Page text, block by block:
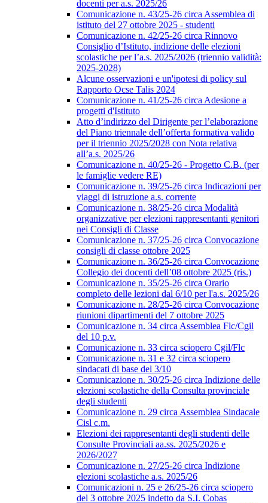
docenti per a.s. 2025/26
Comunicazione n. 43/25-26 circa Assemblea di
istituto del 27 ottobre 2025 - studenti
Comunicazione n. 42/25-26 circa Rinnovo
Consiglio d’Istituto, indizione delle elezioni
scolastiche per l’a.s. 2025/2026 (triennio validità:
2025-2028)
Alcune osservazioni e un'ipotesi di policy sul
Rapporto Ocse Talis 2024
Comunicazione n. 41/25-26 circa Adesione a
progetti d'Istituto
Atto d’indirizzo del Dirigente per l’elaborazione
del Piano triennale dell’offerta formativa valido
per il triennio 2025/2028 con Nota relativa
all’a.s. 2025/26
Comunicazione n. 40/25-26 - Progetto C.B. (per
le famiglie vedere RE)
Comunicazione n. 39/25-26 circa Indicazioni per
viaggi di istruzione a.s. corrente
Comunicazione n. 38/25-26 circa Modalità
organizzative per elezioni rappresentanti genitori
nei Consigli di Classe
Comunicazione n. 37/25-26 circa Convocazione
consigli di classe ottobre 2025
Comunicazione n. 36/25-26 circa Convocazione
Collegio dei docenti dell’08 ottobre 2025 (ris.)
Comunicazione n. 35/25-26 circa Orario
completo delle lezioni dal 6/10 per l'a.s. 2025/26
Comunicazione n. 28/25-26 circa Convocazione
riunioni dipartimenti del 7 ottobre 2025
Comunicazione n. 34 circa Assemblea Flc/Cgil
del 10 p.v.
Comunicazione n. 33 circa sciopero Cgil/Flc
Comunicazione n. 31 e 32 circa sciopero
sindacati di base del 3/10
Comunicazione n. 30/25-26 circa Indizione delle
elezioni scolastiche della Consulta provinciale
degli studenti
Comunicazione n. 29 circa Assemblea Sindacale
Cisl c.m.
Elezioni dei rappresentanti degli studenti delle
Consulte Provinciali aa.ss. 2025/2026 e
2026/2027
Comunicazione n. 27/25-26 circa Indizione
elezioni scolastiche a.s. 2025/26
Comunicazioni n. 25 e 26/25-26 circa sciopero
del 3 ottobre 2025 indetto da S.I. Cobas